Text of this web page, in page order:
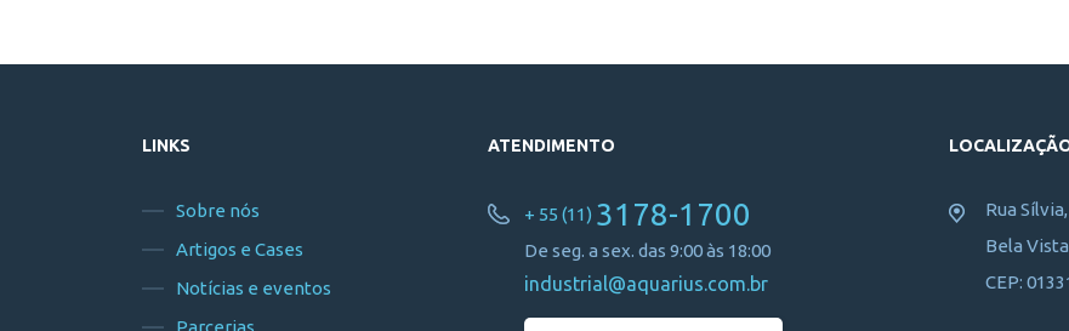
LINKS
Sobre nós
Artigos e Cases
Notícias e eventos
ATENDIMENTO
+ 55 (11) 3178-1700
De seg. a sex. das 9:00 às 18:00
industrial@aquarius.com.br
Rua
Bela
CEP: